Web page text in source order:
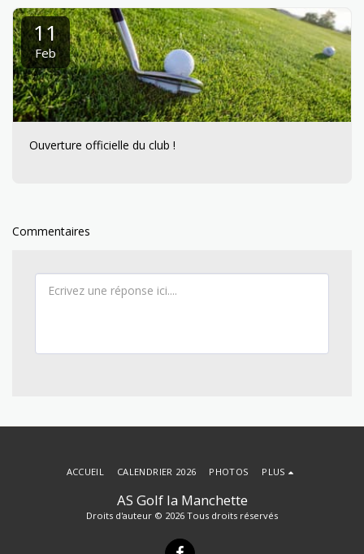
11
Feb
Ouverture officielle du club !
Commentaires
AS Golf la Manchette
Droits d'auteur © 2026 Tous droits réservés
ACCUEIL CALENDRIER 2026 PHOTOS PLUS